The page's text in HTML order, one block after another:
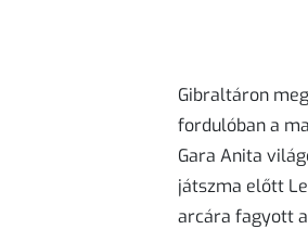
Gibraltáron
fordulóban a
Gara Anita
játszma előtt
arcára fagyott